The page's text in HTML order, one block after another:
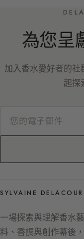
為您呈
加入香水愛好者的
起探
SYLVAINE
一場探索與理解香水
料、香調與創作幕後